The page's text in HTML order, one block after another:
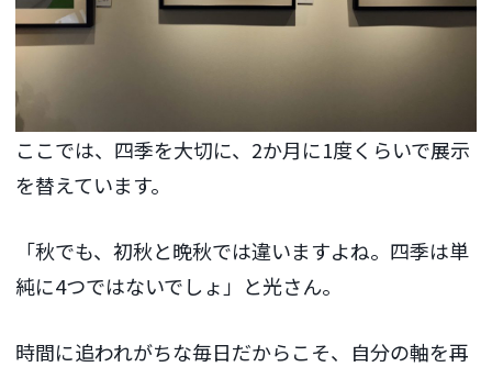
ここでは、四季を大切に、2か月に1度くらいで展示
を替えています。
「秋でも、初秋と晩秋では違いますよね。四季は単
純に4つではないでしょ」と光さん。
時間に追われがちな毎日だからこそ、自分の軸を再